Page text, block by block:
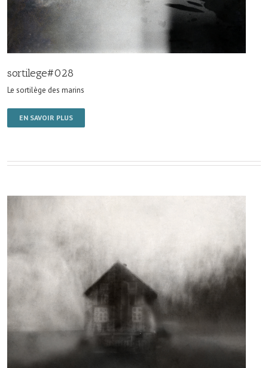
sortilege#028
Le sortilège des marins
EN SAVOIR PLUS